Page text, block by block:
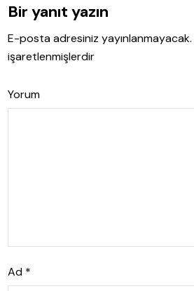
Bir yanıt yazın
E-posta adresiniz yayınlanmayacak.
işaretlenmişlerdir
Yorum
Ad *